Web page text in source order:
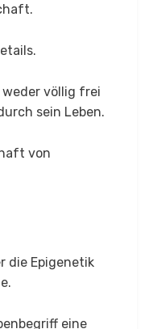
weder völlig frei
sein Leben.
von
die Epigenetik
eine